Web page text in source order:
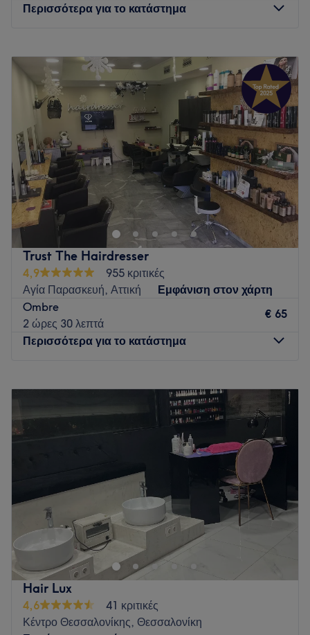
Περισσότερα για το κατάστημα
Τρίτη
10:00
20:00
Τετάρτη
10:00 –15:00
Πέμπτη
10:00–20:00
Παρασκευή
10:00–20:00
Σάββατο
10:00–15:00
Κυριακή
Κλειστό
Στο Sofilux Hair Studio δεν έρχεσαι απλώς για τα μαλλιά
σου έρχεσαι για να νιώσεις άνετα. Η ατμόσφαιρά μας θυμίζει
περισσότερο παρέα και οικογένεια παρά ένα τυπικό
κομμωτήριο. Με χαμόγελο, φιλική διάθεση και αληθινό
ενδιαφέρον, θέλουμε κάθε πελάτισσα να νιώθει σαν στο
σπίτι της. Παράλληλα, δίνουμε μεγάλη σημασία στην
ποιότητα των μαλλιών και στο αποτέλεσμα. Από φυσικές
βαφές μέχρι θεραπείες και styling, στόχος μας είναι να
φεύγεις πιο όμορφη αλλά και πιο χαρούμενη από όταν
ήρθες.
Go to venue
Trust The Hairdresser
4,9
955 κριτικές
Αγία Παρασκευή, Αττική
Εμφάνιση στον χάρτη
Ombre
2 ώρες 30 λεπτά
€ 65
Περισσότερα για το κατάστημα
08:45
08:45 – 15:15
20:00
08:45–20:00
08:30–
17:00
Κλειστό
Το κομμωτήριο Trust the Hairdresser στην Αγία Παρασκευή
και η δημιουργική ομάδα του με επικεφαλής τον Νίκο
τολμούν και προτείνουν πρωτοποριακά styling στο αντρικό
και γυναικείο κοινό με συνεχή ενημέρωση, σεμινάρια στο
εξωτερικό και στη χώρα της μόδας, την Ιταλία. Η χαλαρωτική
ατμόσφαιρα, η υψηλή αισθητική και το πάθος της ομάδας
προδιαθέτουν για το καλύτερο δυνατό αποτέλεσμα. Στον
χώρο τους θα βρεις το ιδανικό περιβάλλον για την
Hair Lux
4,6
41 κριτικές
Κέντρο Θεσσαλονίκης, Θεσσαλονίκη